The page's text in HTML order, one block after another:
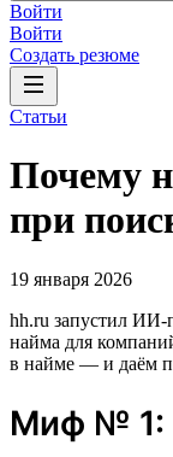
Войти
Войти
Создать резюме
Статьи
Почему
при
19 января 2026
hh.ru запустил ИИ-
найма для
в найме — и даём
Миф № 1: